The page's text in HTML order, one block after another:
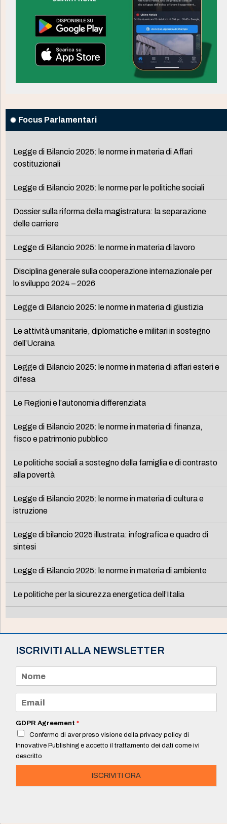
Focus Parlamentari
Legge di Bilancio 2025: le norme in materia di Affari
costituzionali
Legge di Bilancio 2025: le norme per le politiche sociali
Dossier sulla riforma della magistratura: la separazione
delle carriere
Legge di Bilancio 2025: le norme in materia di lavoro
Disciplina generale sulla cooperazione internazionale per
lo sviluppo 2024 – 2026
Legge di Bilancio 2025: le norme in materia di giustizia
Le attività umanitarie, diplomatiche e militari in sostegno
dell’Ucraina
Legge di Bilancio 2025: le norme in materia di affari esteri e
difesa
Le Regioni e l’autonomia differenziata
Legge di Bilancio 2025: le norme in materia di finanza,
fisco e patrimonio pubblico
Le politiche sociali a sostegno della famiglia e di contrasto
alla povertà
Legge di Bilancio 2025: le norme in materia di cultura e
istruzione
Legge di bilancio 2025 illustrata: infografica e quadro di
sintesi
Legge di Bilancio 2025: le norme in materia di ambiente
Le politiche per la sicurezza energetica dell’Italia
ISCRIVITI ALLA NEWSLETTER
m
e
a
i
*
GDPR Agreement *
Confermo di aver preso visione della privacy policy di
Innovative Publishing e accetto il trattamento dei dati come ivi
descritto
ISCRIVITI ORA